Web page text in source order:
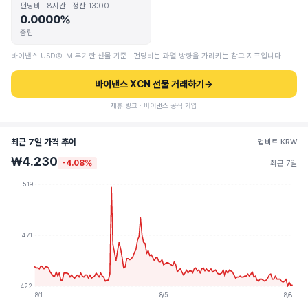
펀딩비 · 8시간 · 정산 13:00
0.0000%
중립
바이낸스 USDⓈ-M 무기한 선물 기준 · 펀딩비는 과열 방향을 가리키는 참고 지표입니다.
바이낸스 XCN 선물 거래하기 →
제휴 링크 · 바이낸스 공식 가입
최근 7일 가격 추이 업비트 KRW
₩4.230 -4.08% 최근 7일
5.19
4.71
4.22
8/1
8/5 8/8